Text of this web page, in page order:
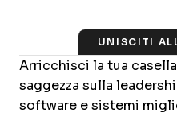
UNISCITI
Arricchisci la tua
saggezza sulla
software e sistemi